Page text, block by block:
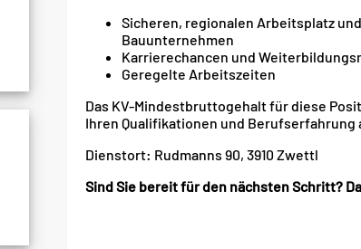
Sicheren, regionalen Arbeitsplatz
Bauunternehmen
Karrierechancen und
Geregelte Arbeitszeiten
Das KV-Mindestbruttogehalt für diese
Ihren Qualifikationen und Berufserfahrung
Dienstort: Rudmanns 90, 3910 Zwettl
Sind Sie bereit für den nächsten Schritt?